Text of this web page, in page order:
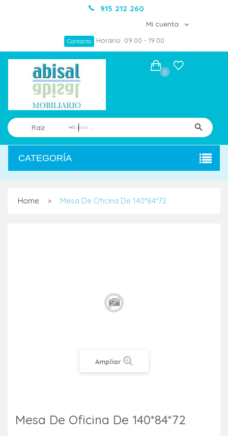
915 212 260
Mi cuenta
Contacto Horario: 09:00 - 19:00
Raíz
0
CATEGORÍA
Home > Mesa De Oficina De 140*84*72
Ampliar
Mesa De Oficina De 140*84*72